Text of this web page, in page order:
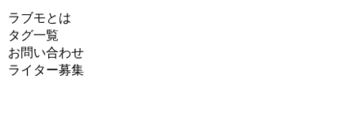
ラブモとは
タグ一覧
お問い合わせ
ライター募集